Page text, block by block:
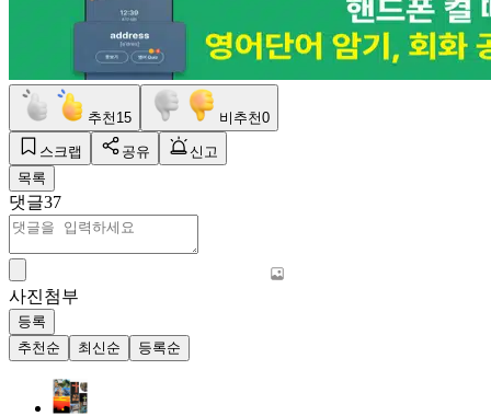
추천 15 비추천0
스크랩 공유
신고
목록
댓글37
사진첨부
등록
추천순
최신순 등록순